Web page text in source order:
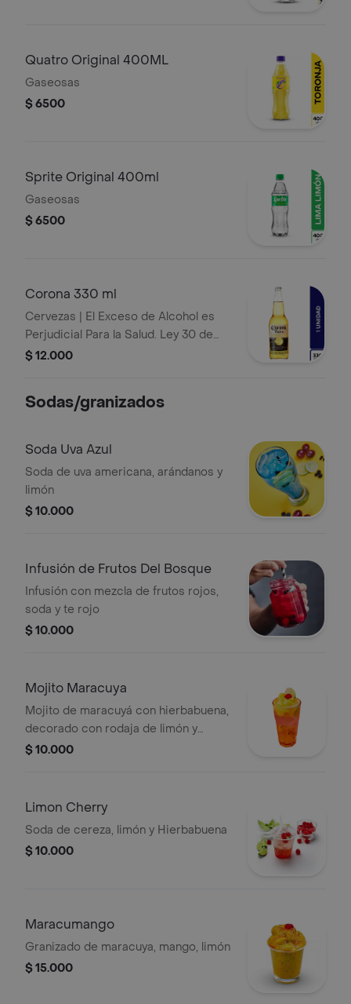
Quatro Original 400ML
Gaseosas
$ 6500
Sprite Original 400ml
Gaseosas
$ 6500
Corona 330 ml
Cervezas | El Exceso de Alcohol es
Perjudicial Para la Salud. Ley 30 de
1986. Prohíbase el Expendio de
de 1994
$ 12.000
Sodas/granizados
Soda Uva Azul
Soda de uva americana, arándanos y
limón
$ 10.000
Infusión de Frutos Del Bosque
Infusión con mezcla de frutos rojos,
soda y te rojo
$ 10.000
Mojito Maracuya
Mojito de maracuyá con hierbabuena,
decorado con rodaja de limón y
cereza.
$ 10.000
Limon Cherry
Soda de cereza, limón y Hierbabuena
$ 10.000
Maracumango
Granizado de maracuya, mango, limón
$ 15.000